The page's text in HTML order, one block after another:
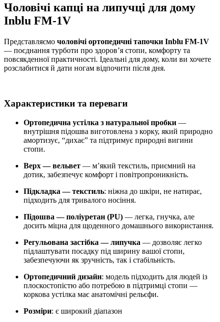
Чоловічі капці на липучці для дому
Inblu FM-1V
Представляємо чоловічі ортопедичні тапочки Inblu FM‑1V
— поєднання турботи про здоров’я стопи, комфорту та
повсякденної практичності. Ідеальні для дому, коли ви хочете
розслабитися й дати ногам відпочити після дня.
Характеристики та переваги
Ортопедична устілка з натуральної пробки —
внутрішня підошва виготовлена з корку, який природно
амортизує, “дихає” та підтримує природні вигини
стопи.
Верх — вельвет — м’який текстиль, приємний на
дотик, забезпечує комфорт і повітропроникність.
Підкладка — текстиль: ніжна до шкіри, не натирає,
підходить для тривалого носіння.
Підошва — поліуретан (PU) — легка, гнучка, але
досить міцна для щоденного домашнього використання.
Регульована застібка — липучка — дозволяє легко
підлаштувати посадку під ширину вашої стопи,
забезпечуючи як зручність, так і стабільність.
Ортопедичний дизайн: модель підходить для людей із
плоскостопістю або потребою в підтримці стопи —
коркова устілка має анатомічні рельєфи.
Розміри: є широкий діапазон